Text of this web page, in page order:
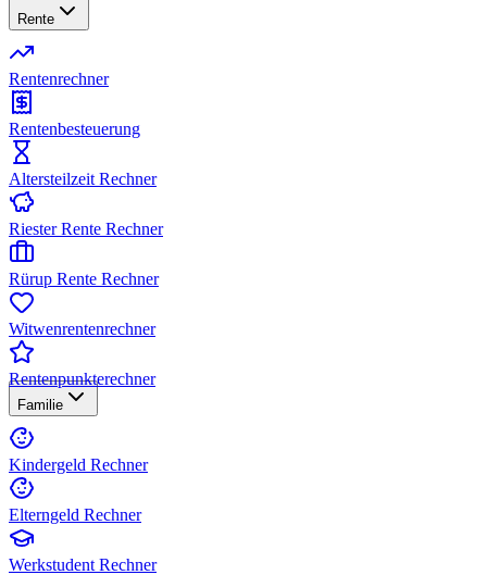
Rente
Rentenrechner
Rentenbesteuerung
Altersteilzeit Rechner
Riester Rente Rechner
Rürup Rente Rechner
Witwenrentenrechner
Rentenpunkterechner
Familie
Kindergeld Rechner
Elterngeld Rechner
Werkstudent Rechner